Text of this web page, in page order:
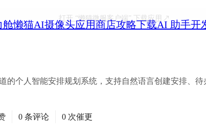
舱懒猫AI摄像头应用商店攻略下载AI 助手开
打开 “懒猫微服客户端”下载应用
的个人智能安排规划系统，支持自然语言创建安排、
0 条评论 0 次催更